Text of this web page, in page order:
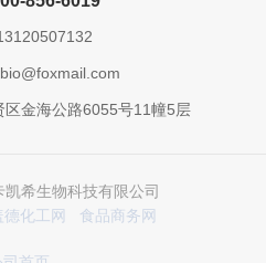
区金海公路6055号11幢5层
希生物科技有限公司
德化工网 食品商务网